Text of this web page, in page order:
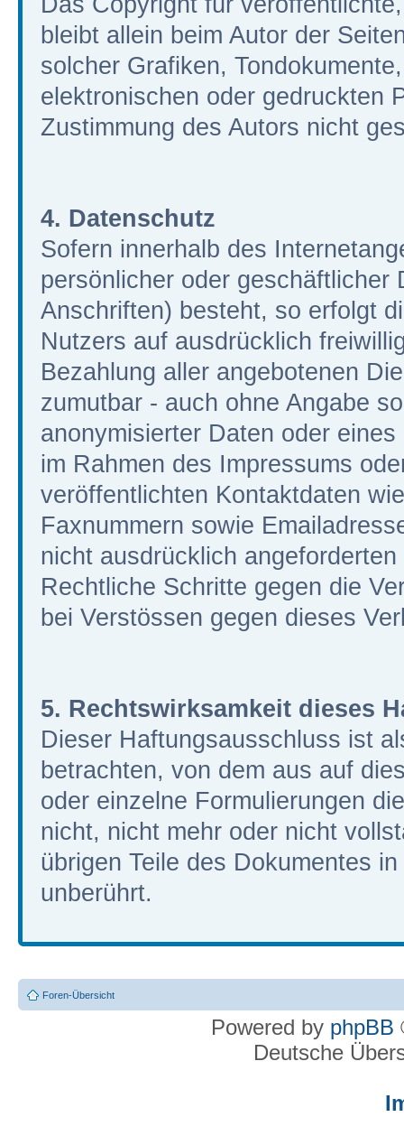
bleibt allein beim Autor der
solcher Grafiken,
elektronischen oder gedruckten
Zustimmung des Autors nicht
4. Datenschutz
Sofern innerhalb des
persönlicher oder geschäftlicher
Anschriften) besteht, so erfolgt
Nutzers auf ausdrücklich
Bezahlung aller angebotenen
zumutbar - auch ohne Angabe
anonymisierter Daten oder
im Rahmen des Impressums
veröffentlichten Kontaktdaten
Faxnummern sowie
nicht ausdrücklich
Rechtliche Schritte gegen die
bei Verstössen gegen dieses
5. Rechtswirksamkeit dieses
Dieser Haftungsausschluss ist
betrachten, von dem aus auf
oder einzelne Formulierungen
nicht, nicht mehr oder nicht
übrigen Teile des Dokumentes
unberührt.
Foren-Übersicht
Powered by phpBB
Deutsche